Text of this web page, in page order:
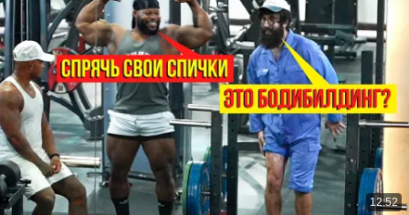
12:52